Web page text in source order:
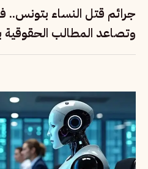
جرائم قتل النساء بتونس..
وتصاعد المطالب الحقوقية